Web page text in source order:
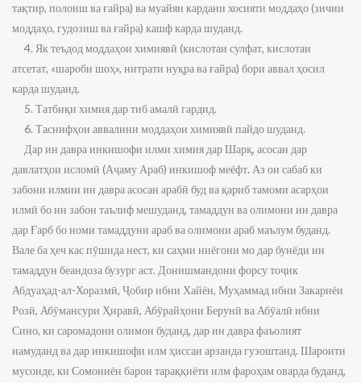
тақтир, полоиш ва ғайра) ва муайян кардани хосияти моддаҳо (зичии
моддаҳо, гудозиш ва ғайра) кашф карда шуданд.
4. Як теъдод моддаҳои химиявӣ (кислотаи сулфат, кислотаи
атсетат, «шароби шоҳ», нитрати нуқра ва ғайра) бори аввал ҳосил
карда шуданд.
5. Татбиқи химия дар тиб амалӣ гардид.
6. Таснифҳои аввалини моддаҳои химиявӣ пайдо шуданд.
Дар ин давра инкишофи илми химия дар Шарқ, асосан дар
давлатҳои исломӣ (Аҷаму Араб) инкишоф меёфт. Аз он сабаб ки
забони илмии ин давра асосан арабӣ буд ва қариб тамоми асарҳои
илмӣ бо ин забон таълиф мешуданд, тамаддун ва олимони ин давра
дар Ғарб бо номи тамаддуни араб ва олимони араб маълум буданд.
Вале ба ҳеч кас пӯшида нест, ки саҳми ниёгони мо дар бунёди ин
тамаддун беандоза бузург аст. Донишмандони форсу тоҷик
Абдуаҳад-ал-Хоразмӣ, Ҷобир ибни Хайён, Муҳаммад ибни Закариёи
Розӣ, Абӯмансури Ҳиравӣ, Абӯрайҳони Берунӣ ва Абӯалӣ ибни
Сино, ки саромадони олимон буданд, дар ин давра фаъолият
намуданд ва дар инкишофи илм ҳиссаи арзанда гузоштанд. Шароити
мусоиде, ки Сомониён барои тараққиёти илм фароҳам оварда буданд,